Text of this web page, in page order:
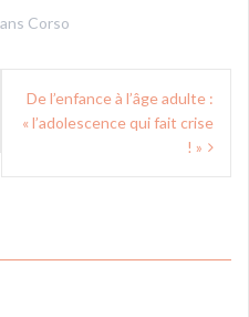
Corso
De l’enfance à l’âge adulte :
« l’adolescence qui fait crise
! »